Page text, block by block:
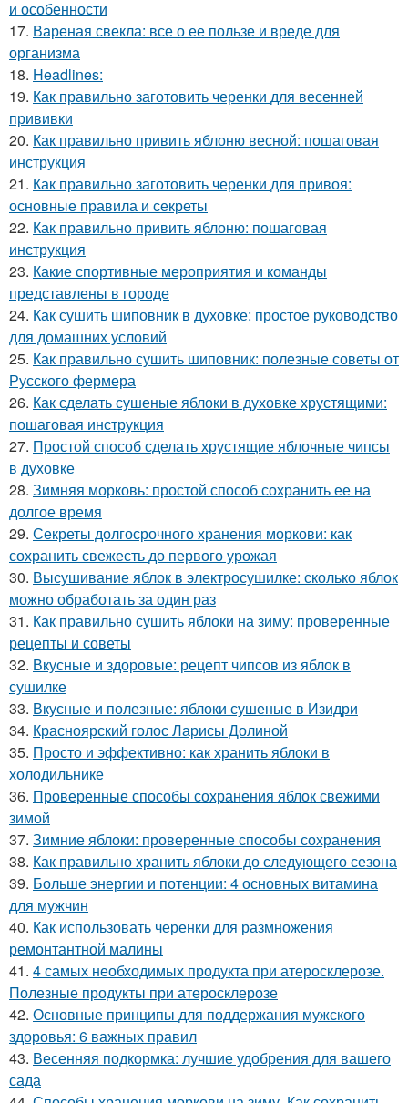
и особенности
17. Вареная свекла: все о ее пользе и вреде для
организма
18. Headlines:
19. Как правильно заготовить черенки для весенней
прививки
20. Как правильно привить яблоню весной: пошаговая
инструкция
21. Как правильно заготовить черенки для привоя:
основные правила и секреты
22. Как правильно привить яблоню: пошаговая
инструкция
23. Какие спортивные мероприятия и команды
представлены в городе
24. Как сушить шиповник в духовке: простое руководство
для домашних условий
25. Как правильно сушить шиповник: полезные советы от
Русского фермера
26. Как сделать сушеные яблоки в духовке хрустящими:
пошаговая инструкция
27. Простой способ сделать хрустящие яблочные чипсы
в духовке
28. Зимняя морковь: простой способ сохранить ее на
долгое время
29. Секреты долгосрочного хранения моркови: как
сохранить свежесть до первого урожая
30. Высушивание яблок в электросушилке: сколько яблок
можно обработать за один раз
31. Как правильно сушить яблоки на зиму: проверенные
рецепты и советы
32. Вкусные и здоровые: рецепт чипсов из яблок в
сушилке
33. Вкусные и полезные: яблоки сушеные в Изидри
34. Красноярский голос Ларисы Долиной
35. Просто и эффективно: как хранить яблоки в
холодильнике
36. Проверенные способы сохранения яблок свежими
зимой
37. Зимние яблоки: проверенные способы сохранения
38. Как правильно хранить яблоки до следующего сезона
39. Больше энергии и потенции: 4 основных витамина
для мужчин
40. Как использовать черенки для размножения
ремонтантной малины
41. 4 самых необходимых продукта при атеросклерозе.
Полезные продукты при атеросклерозе
42. Основные принципы для поддержания мужского
здоровья: 6 важных правил
43. Весенняя подкормка: лучшие удобрения для вашего
сада